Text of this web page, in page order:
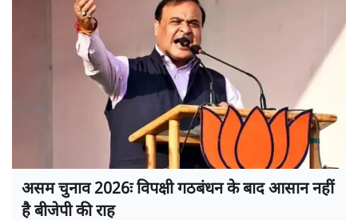
असम चुनाव 2026ः विपक्षी गठबंधन के बाद आसान नहीं
है बीजेपी की राह